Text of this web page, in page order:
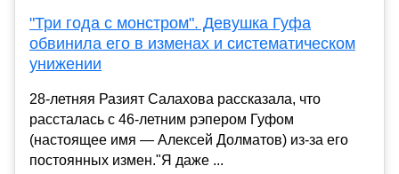
"Три года с монстром". Девушка Гуфа
обвинила его в изменах и систематическом
унижении
28-летняя Разият Салахова рассказала, что
рассталась с 46-летним рэпером Гуфом
(настоящее имя — Алексей Долматов) из-за его
постоянных измен."Я даже ...